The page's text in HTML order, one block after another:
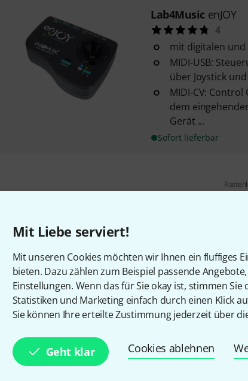
Mit Liebe serviert!
Mit unseren Cookies möchten wir Ihnen ein fluffiges
bieten. Dazu zählen zum Beispiel passende
Einstellungen. Wenn das für Sie okay ist, stimmen
Statistiken und Marketing einfach durch einen Klick
Sie können Ihre erteilte Zustimmung jederzeit über
Geht klar Cookies ablehnen
Lab4Music enJOY
4
mit digitalen und
MIDI-USB:
über Joystick
MIDI-CV:
dem
Gerät ...
Sofort lieferbar
Gefällt Ihnen, was Sie
Teilen Hilfe &